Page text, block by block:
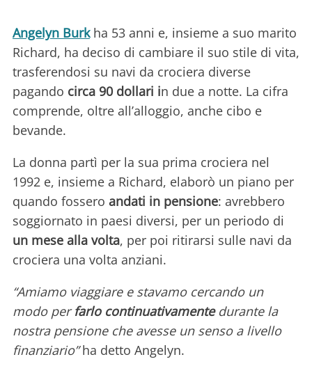
Angelyn Burkha 53 anni e, insieme a suo marito
Richard, ha deciso di cambiare il suo stile di vita,
trasferendosi su navi da crociera diverse
pagando circa 90 dollari in due a notte. La cifra
comprende, oltre all’alloggio, anche cibo e
bevande.
La donna partì per la sua prima crociera nel
1992 e, insieme a Richard, elaborò un piano per
quando fossero andati in pensione: avrebbero
soggiornato in paesi diversi, per un periodo di
un mese alla volta, per poi ritirarsi sulle navi da
crociera una volta anziani.
“Amiamo viaggiare e stavamo cercando un
modo perfarlo continuativamentedurante la
nostra pensione che avesse un senso a livello
finanziario”ha detto Angelyn.